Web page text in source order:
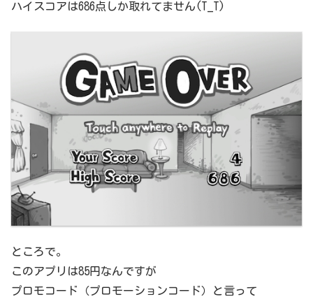
ハイスコアは686点しか取れてません(T_T)
ところで。
このアプリは85円なんですが
プロモコード（プロモーションコード）と言って